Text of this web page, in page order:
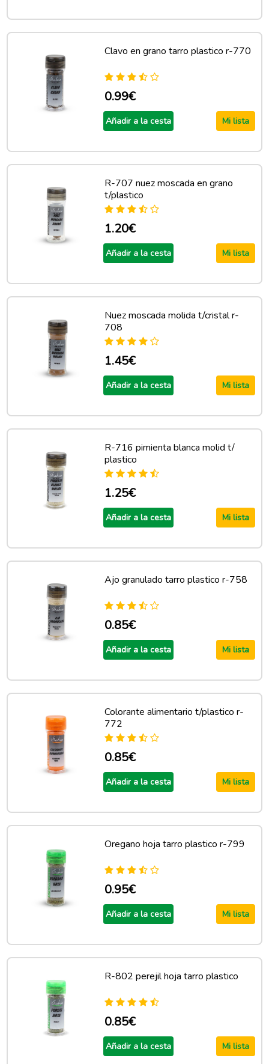
Clavo en grano tarro plastico r-770
0.99€
Añadir a la cesta Mi lista
R-707 nuez moscada en grano
t/plastico
1.20€
Añadir a la cesta Mi lista
Nuez moscada molida t/cristal r-
708
1.45€
Añadir a la cesta Mi lista
R-716 pimienta blanca molid t/
plastico
1.25€
Añadir a la cesta Mi lista
Ajo granulado tarro plastico r-758
0.85€
Añadir a la cesta Mi lista
Colorante alimentario t/plastico r-
772
0.85€
Añadir a la cesta Mi lista
Oregano hoja tarro plastico r-799
0.95€
Añadir a la cesta Mi lista
R-802 perejil hoja tarro plastico
0.85€
Añadir a la cesta Mi lista